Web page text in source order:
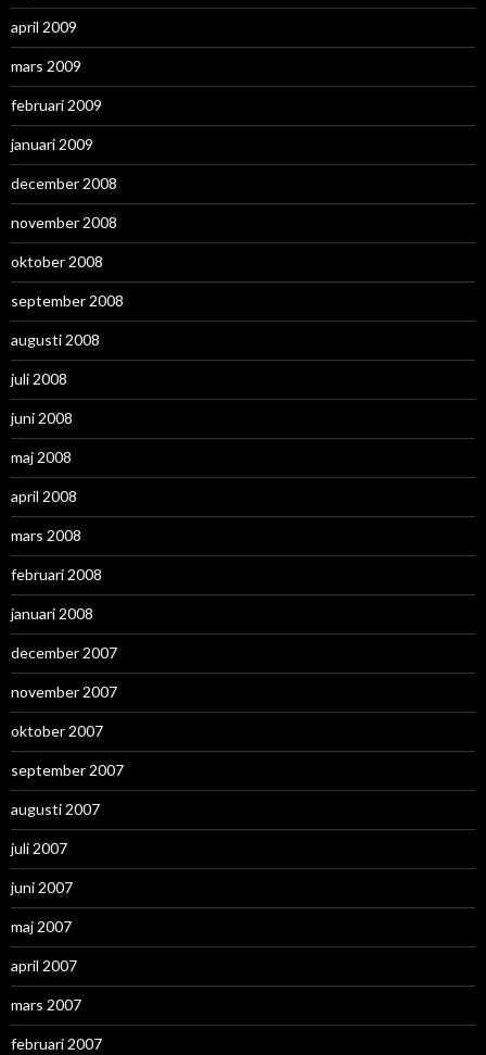
april 2009
mars 2009
februari 2009
januari 2009
december 2008
november 2008
oktober 2008
september 2008
augusti 2008
juli 2008
juni 2008
maj 2008
april 2008
mars 2008
februari 2008
januari 2008
december 2007
november 2007
oktober 2007
september 2007
augusti 2007
juli 2007
juni 2007
maj 2007
april 2007
mars 2007
februari 2007